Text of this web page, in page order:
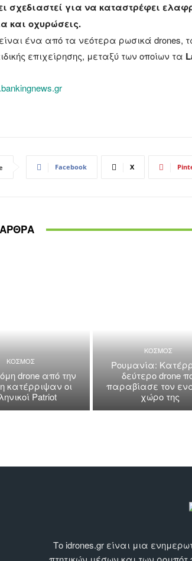
σχεδιαστεί για να καταστρέφει
και οχυρώσεις.
ένα από τα νεότερα ρωσικά drones,
επιχείρησης, μεταξύ των οποίων τα
Facebook X
ΚΟΣΜΟΣ
drone από την
κατέρριψαν οι
Patriot
ΚΟΣΜΟΣ
Ρουμανία:
δεύτερο drone
παραβίασε τον
χώρο της
Το idrones.gr είναι μια